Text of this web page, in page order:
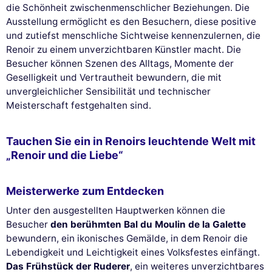
die Schönheit zwischenmenschlicher Beziehungen. Die
Ausstellung ermöglicht es den Besuchern, diese positive
und zutiefst menschliche Sichtweise kennenzulernen, die
Renoir zu einem unverzichtbaren Künstler macht. Die
Besucher können Szenen des Alltags, Momente der
Geselligkeit und Vertrautheit bewundern, die mit
unvergleichlicher Sensibilität und technischer
Meisterschaft festgehalten sind.
Tauchen Sie ein in Renoirs leuchtende Welt mit
„Renoir und die Liebe“
Meisterwerke zum Entdecken
Unter den ausgestellten Hauptwerken können die
Besucher den berühmten Bal du Moulin de la Galette
bewundern, ein ikonisches Gemälde, in dem Renoir die
Lebendigkeit und Leichtigkeit eines Volksfestes einfängt.
Das Frühstück der Ruderer, ein weiteres unverzichtbares